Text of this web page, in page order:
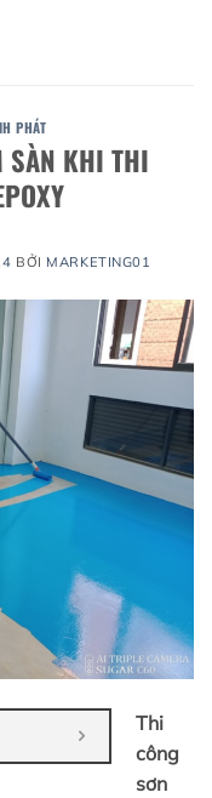
PHÁT
SÀN KHI THI
BỞI MARKETING01
Thi
công
sơn